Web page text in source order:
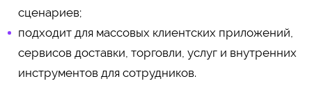
сценариев;
подходит для массовых клиентских приложений,
сервисов доставки, торговли, услуг и внутренних
инструментов для сотрудников.